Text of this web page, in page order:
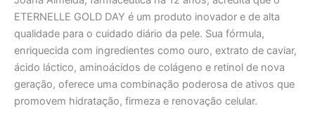
ETERNELLE GOLD DAY é um produto inovador e de alta
qualidade para o cuidado diário da pele. Sua fórmula,
enriquecida com ingredientes como ouro, extrato de caviar,
ácido láctico, aminoácidos de colágeno e retinol de nova
geração, oferece uma combinação poderosa de ativos que
promovem hidratação, firmeza e renovação celular.